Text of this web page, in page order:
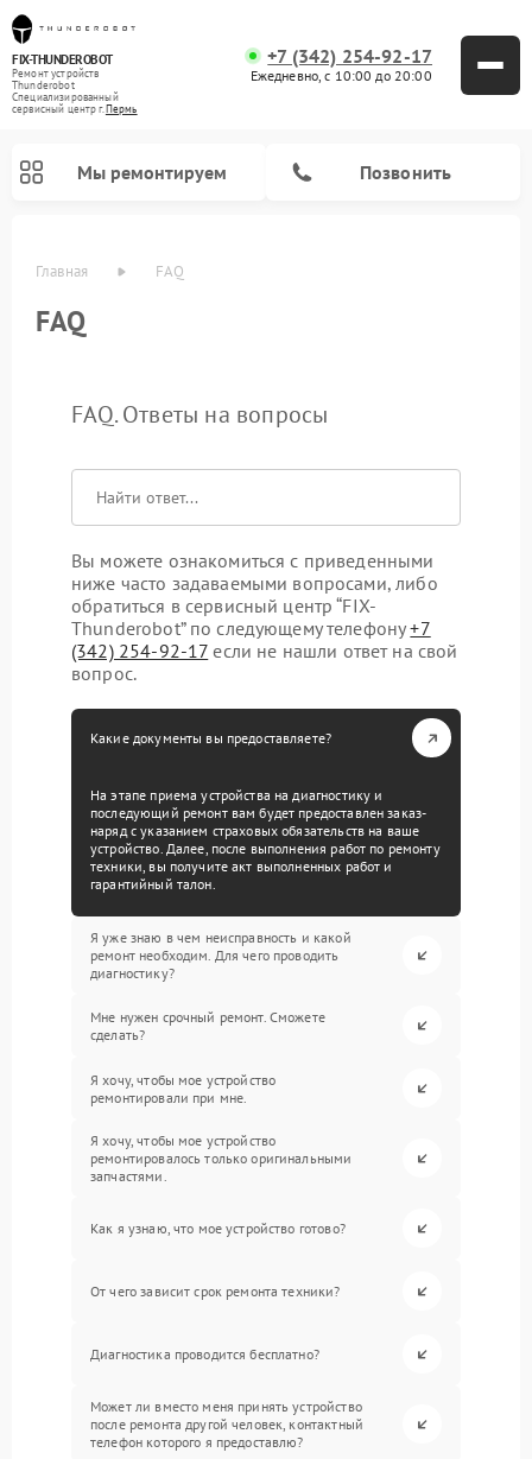
FIX-THUNDEROBOT
Ремонт устройств
Thunderobot
Специализированный
cервисный центр г.Пермь
+7 (342) 254-92-17
Ежедневно, с 10:00 до 20:00
Мы ремонтируем Позвонить
Главная FAQ
FAQ
FAQ. Ответы на вопросы
Вы можете ознакомиться с приведенными
ниже часто задаваемыми вопросами, либо
обратиться в сервисный центр “FIX-
Thunderobot” по следующему телефону+7
(342) 254-92-17 если не нашли ответ на свой
вопрос.
Какие документы вы предоставляете?
На этапе приема устройства на диагностику и
последующий ремонт вам будет предоставлен заказ-
наряд с указанием страховых обязательств на ваше
устройство. Далее, после выполнения работ по ремонту
техники, вы получите акт выполненных работ и
гарантийный талон.
Я уже знаю в чем неисправность и какой
ремонт необходим. Для чего проводить
диагностику?
Мне нужен срочный ремонт. Сможете
сделать?
Я хочу, чтобы мое устройство
ремонтировали при мне.
Я хочу, чтобы мое устройство
ремонтировалось только оригинальными
запчастями.
Как я узнаю, что мое устройство готово?
От чего зависит срок ремонта техники?
Диагностика проводится бесплатно?
Может ли вместо меня принять устройство
после ремонта другой человек, контактный
телефон которого я предоставлю?